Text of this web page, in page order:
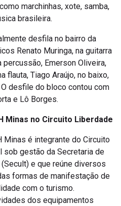
marchinhas, xote, samba,
brasileira.
desfila no bairro da
Renato Muringa, na guitarra
percussão, Emerson Oliveira,
flauta, Tiago Araújo, no baixo,
desfile do bloco contou com
e Lô Borges.
Minas no Circuito Liberdade
Minas é integrante do Circuito
sob gestão da Secretaria de
e que reúne diversos
formas de manifestação de
com o turismo.
dos equipamentos